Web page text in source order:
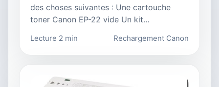
des choses suivantes : Une cartouche
toner Canon EP-22 vide Un kit…
Lecture 2 min Rechargement Canon